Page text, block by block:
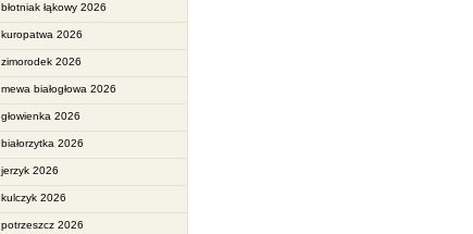
błotniak łąkowy 2026
kuropatwa 2026
zimorodek 2026
mewa białogłowa 2026
głowienka 2026
białorzytka 2026
jerzyk 2026
kulczyk 2026
potrzeszcz 2026